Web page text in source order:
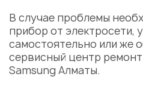
В случае проблемы
прибор от электросети,
самостоятельно или же
сервисный центр
Samsung Алматы.